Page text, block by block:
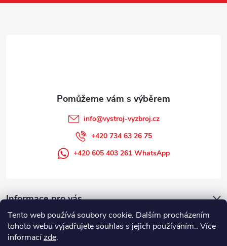
Tento web používá soubory cookie. Dalším procházením
tohoto webu vyjadřujete souhlas s jejich používáním.. Více
informacízde.
a
Informace pro vás
info@vystroj-vyzbroj.cz
+420 734 63 26 75
+420 605 403 261 WhatsApp